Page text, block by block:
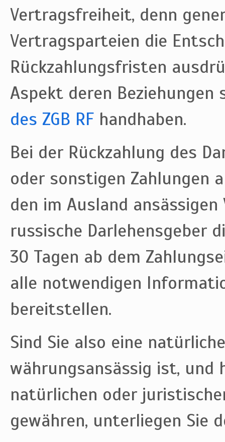
Vertragsfreiheit, denn
Vertragsparteien die
Rückzahlungsfristen
Aspekt deren
des ZGB RF handhaben.
Bei der Rückzahlung des
oder sonstigen Zahlungen
den im Ausland
russische Darlehensgeber
30 Tagen ab dem
alle notwendigen
bereitstellen.
Sind Sie also eine
währungsansässig ist, und
natürlichen oder
gewähren, unterliegen Sie